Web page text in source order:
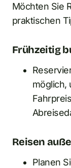
Möchten Sie
praktischen
Frühzeitig
möglich,
Reisen
Planen